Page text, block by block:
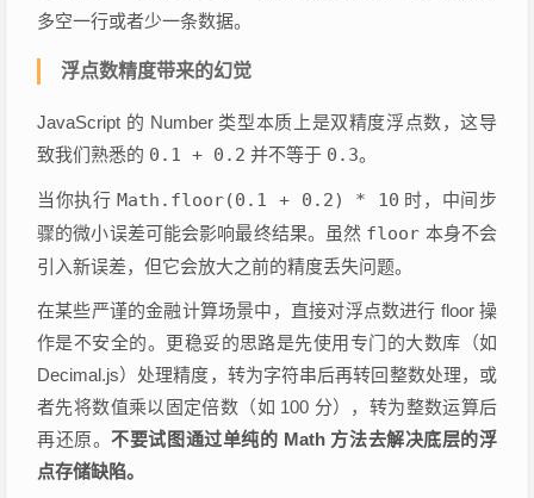
多空一行或者少一条数据。
浮点数精度带来的幻觉
JavaScript 的 Number 类型本质上是双精度浮点数，这导
致我们熟悉的 0.1 + 0.2 并不等于 0.3。
当你执行Math.floor(0.1 + 0.2) * 10 时，中间步
骤的微小误差可能会影响最终结果。虽然 floor 本身不会
引入新误差，但它会放大之前的精度丢失问题。
在某些严谨的金融计算场景中，直接对浮点数进行 floor 操
作是不安全的。更稳妥的思路是先使用专门的大数库（如
Decimal.js）处理精度，转为字符串后再转回整数处理，或
者先将数值乘以固定倍数（如 100 分），转为整数运算后
再还原。不要试图通过单纯的 Math 方法去解决底层的浮
点存储缺陷。